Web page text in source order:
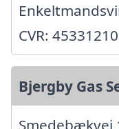
CVR: 45331210
Bjergby Gas
Smedebækvej